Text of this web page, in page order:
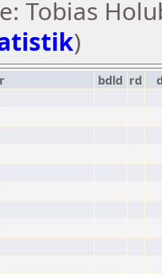
Tobias
)
bdld rd